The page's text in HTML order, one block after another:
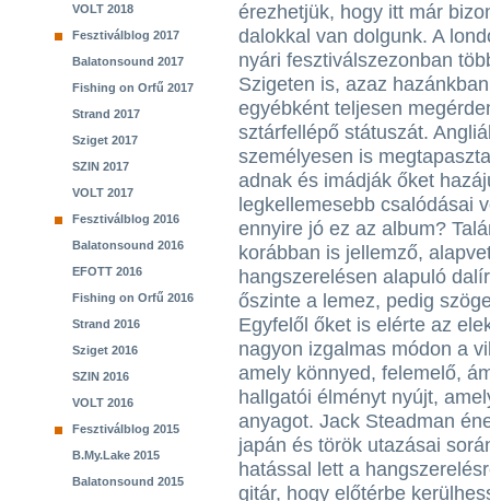
VOLT 2018
Fesztiválblog 2017
Balatonsound 2017
Fishing on Orfű 2017
Strand 2017
Sziget 2017
SZIN 2017
VOLT 2017
Fesztiválblog 2016
Balatonsound 2016
EFOTT 2016
Fishing on Orfű 2016
Strand 2016
Sziget 2016
SZIN 2016
VOLT 2016
Fesztiválblog 2015
B.My.Lake 2015
Balatonsound 2015
érezhetjük, hogy itt már
dalokkal van dolgunk. A
nyári fesztiválszezonban
Szigeten is, azaz
egyébként teljesen
sztárfellépő státuszát.
személyesen is
adnak és imádják őket
legkellemesebb csalódásai
ennyire jó ez az album?
korábban is jellemző,
hangszerelésen alapuló
őszinte a lemez, pedig
Egyfelől őket is elérte az
nagyon izgalmas módon a
amely könnyed, felemelő,
hallgatói élményt nyújt,
anyagot. Jack Steadman
japán és török utazásai
hatással lett a
gitár, hogy előtérbe